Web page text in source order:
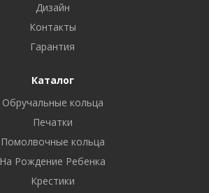
Дизайн
Контакты
Гарантия
Каталог
Обручальные кольца
Печатки
Помолвочные кольца
На Рождение Ребенка
Крестики